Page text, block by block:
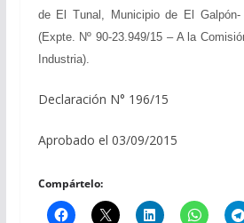
de El Tunal, Municipio de El Galpón-
(Expte. Nº 90-23.949/15 – A la
Industria).
Declaración N° 196/15
Aprobado el 03/09/2015
Compártelo: